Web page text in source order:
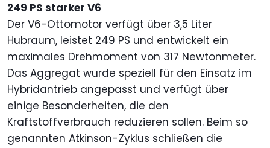
249 PS starker V6
Der V6-Ottomotor verfügt über 3,5 Liter
Hubraum, leistet 249 PS und entwickelt ein
maximales Drehmoment von 317 Newtonmeter.
Das Aggregat wurde speziell für den Einsatz im
Hybridantrieb angepasst und verfügt über
einige Besonderheiten, die den
Kraftstoffverbrauch reduzieren sollen. Beim so
genannten Atkinson-Zyklus schließen die